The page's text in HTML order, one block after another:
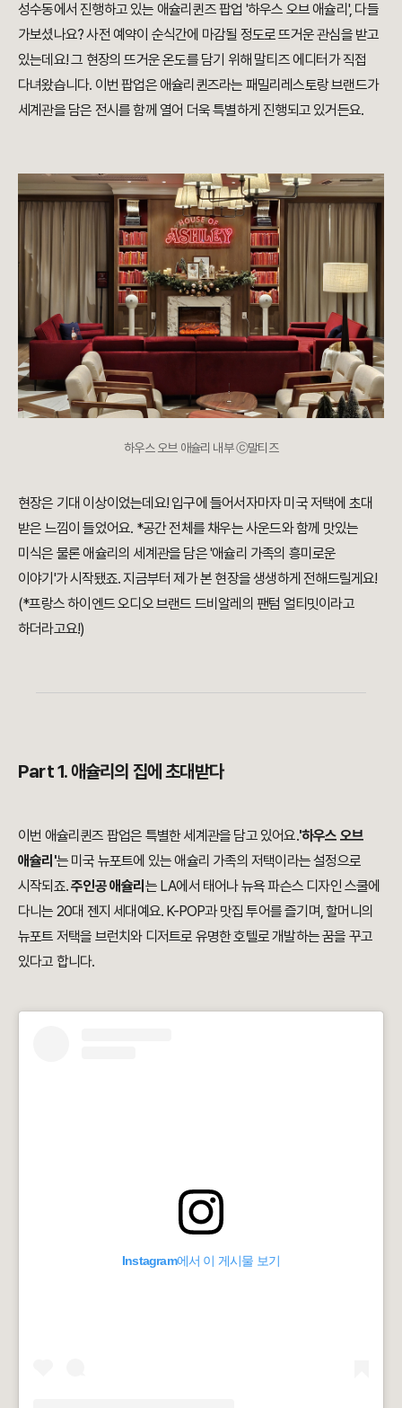
성수동에서 진행하고 있는 애슐리퀸즈 팝업 '하우스 오브 애슐리', 다들
가보셨나요? 사전 예약이 순식간에 마감될 정도로 뜨거운 관심을 받고
있는데요! 그 현장의 뜨거운 온도를 담기 위해 말티즈 에디터가 직접
다녀왔습니다. 이번 팝업은 애슐리퀸즈라는 패밀리레스토랑 브랜드가
세계관을 담은 전시를 함께 열어 더욱 특별하게 진행되고 있거든요.
하우스 오브 애슐리 내부 ⓒ말티즈
현장은 기대 이상이었는데요! 입구에 들어서자마자 미국 저택에 초대
받은 느낌이 들었어요. *공간 전체를 채우는 사운드와 함께 맛있는
미식은 물론 애슐리의 세계관을 담은 '애슐리 가족의 흥미로운
이야기'가 시작됐죠. 지금부터 제가 본 현장을 생생하게 전해드릴게요!
(*프랑스 하이엔드 오디오 브랜드 드비알레의 팬텀 얼티밋이라고
하더라고요!)
Part 1. 애슐리의 집에 초대받다
이번 애슐리퀸즈 팝업은 특별한 세계관을 담고 있어요.'하우스 오브
애슐리'는 미국 뉴포트에 있는 애슐리 가족의 저택이라는 설정으로
시작되죠.주인공 애슐리 는 LA에서 태어나 뉴욕 파슨스 디자인 스쿨에
다니는 20대 젠지 세대예요. K-POP과 맛집 투어를 즐기며, 할머니의
뉴포트 저택을 브런치와 디저트로 유명한 호텔로 개발하는 꿈을 꾸고
있다고 합니다.
Instagram에서 이 게시물 보기